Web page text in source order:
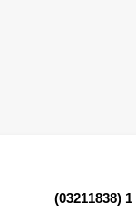
(03211838)